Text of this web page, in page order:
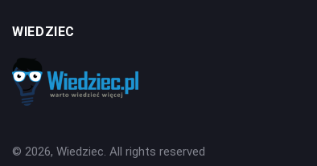
WIEDZIEC
© 2026, Wiedziec. All rights reserved